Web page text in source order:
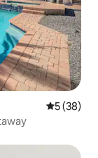
5 de uma
5 (38)